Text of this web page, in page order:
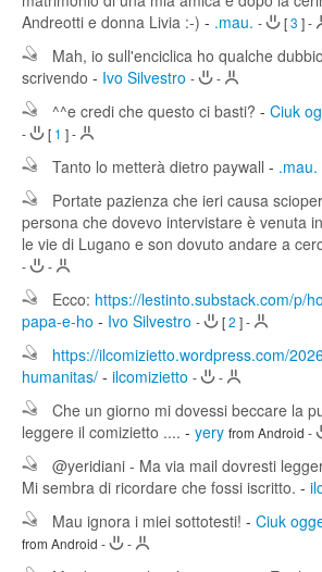
Andreotti e donna Livia :-) - .mau. - [3 ]-
Mah, io sull'enciclica ho qualche
scrivendo - Ivo Silvestro - -
^^e credi che questo ci basti? - Ciuk
- [ 1 ]-
Tanto lo metterà dietro paywall - .mau.
Portate pazienza che ieri causa
persona che dovevo intervistare è venuta
le vie di Lugano e son dovuto andare a
- -
Ecco: https://lestinto.substack.com/p/
papa-e-ho - Ivo Silvestro - [2 ]-
https://ilcomizietto.wordpress.com/
humanitas/ - ilcomizietto - -
Che un giorno mi dovessi beccare la
leggere il comizietto .... - yery from Android -
@yeridiani - Ma via mail dovresti
Mi sembra di ricordare che fossi iscritto. -
Mau ignora i miei sottotesti! - Ciuk
from Android - -